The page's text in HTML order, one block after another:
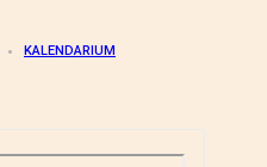
KALENDARIUM